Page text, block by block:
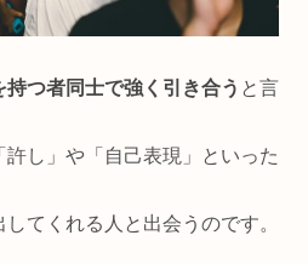
持つ者同士で強く引き合う と言
し」や「自己表現」といった
てくれる人と出会うのです。